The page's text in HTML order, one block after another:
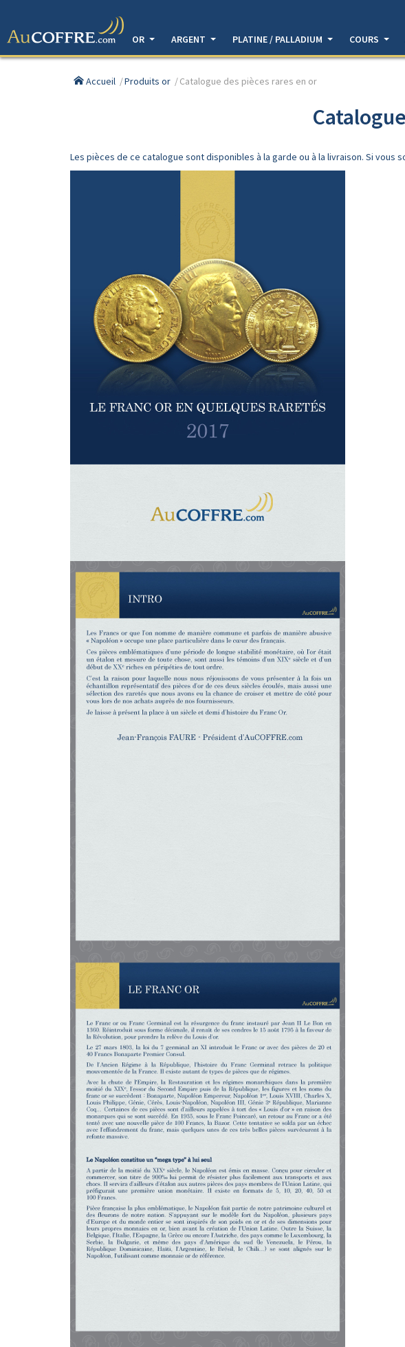
OR
ARGENT PLATINE / PALLADIUM COURS
Accueil Produits or Catalogue des pièces rares en or
Les pièces de ce catalogue sont disponibles à la garde ou à la livraison. Si